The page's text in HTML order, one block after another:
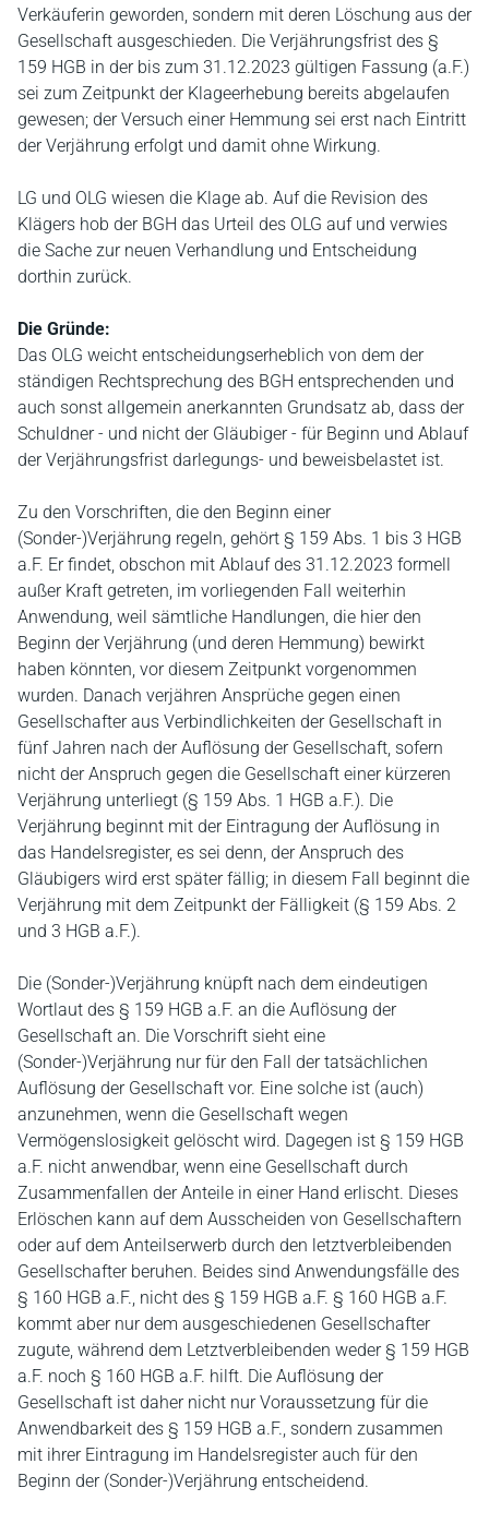
Verkäuferin geworden, sondern mit deren Löschung aus der
Gesellschaft ausgeschieden. Die Verjährungsfrist des §
159 HGB in der bis zum 31.12.2023 gültigen Fassung (a.F.)
sei zum Zeitpunkt der Klageerhebung bereits abgelaufen
gewesen; der Versuch einer Hemmung sei erst nach Eintritt
der Verjährung erfolgt und damit ohne Wirkung.
LG und OLG wiesen die Klage ab. Auf die Revision des
Klägers hob der BGH das Urteil des OLG auf und verwies
die Sache zur neuen Verhandlung und Entscheidung
dorthin zurück.
Die Gründe:
Das OLG weicht entscheidungserheblich von dem der
ständigen Rechtsprechung des BGH entsprechenden und
auch sonst allgemein anerkannten Grundsatz ab, dass der
Schuldner - und nicht der Gläubiger - für Beginn und Ablauf
der Verjährungsfrist darlegungs- und beweisbelastet ist.
Zu den Vorschriften, die den Beginn einer
(Sonder-)Verjährung regeln, gehört § 159 Abs. 1 bis 3 HGB
a.F. Er findet, obschon mit Ablauf des 31.12.2023 formell
außer Kraft getreten, im vorliegenden Fall weiterhin
Anwendung, weil sämtliche Handlungen, die hier den
Beginn der Verjährung (und deren Hemmung) bewirkt
haben könnten, vor diesem Zeitpunkt vorgenommen
wurden. Danach verjähren Ansprüche gegen einen
Gesellschafter aus Verbindlichkeiten der Gesellschaft in
fünf Jahren nach der Auflösung der Gesellschaft, sofern
nicht der Anspruch gegen die Gesellschaft einer kürzeren
Verjährung unterliegt (§ 159 Abs. 1 HGB a.F.). Die
Verjährung beginnt mit der Eintragung der Auflösung in
das Handelsregister, es sei denn, der Anspruch des
Gläubigers wird erst später fällig; in diesem Fall beginnt die
Verjährung mit dem Zeitpunkt der Fälligkeit (§ 159 Abs. 2
und 3 HGB a.F.).
Die (Sonder-)Verjährung knüpft nach dem eindeutigen
Wortlaut des § 159 HGB a.F. an die Auflösung der
Gesellschaft an. Die Vorschrift sieht eine
(Sonder-)Verjährung nur für den Fall der tatsächlichen
Auflösung der Gesellschaft vor. Eine solche ist (auch)
anzunehmen, wenn die Gesellschaft wegen
Vermögenslosigkeit gelöscht wird. Dagegen ist § 159 HGB
a.F. nicht anwendbar, wenn eine Gesellschaft durch
Zusammenfallen der Anteile in einer Hand erlischt. Dieses
Erlöschen kann auf dem Ausscheiden von Gesellschaftern
oder auf dem Anteilserwerb durch den letztverbleibenden
Gesellschafter beruhen. Beides sind Anwendungsfälle des
§ 160 HGB a.F., nicht des § 159 HGB a.F. § 160 HGB a.F.
kommt aber nur dem ausgeschiedenen Gesellschafter
zugute, während dem Letztverbleibenden weder § 159 HGB
a.F. noch § 160 HGB a.F. hilft. Die Auflösung der
Gesellschaft ist daher nicht nur Voraussetzung für die
Anwendbarkeit des § 159 HGB a.F., sondern zusammen
mit ihrer Eintragung im Handelsregister auch für den
Beginn der (Sonder-)Verjährung entscheidend.